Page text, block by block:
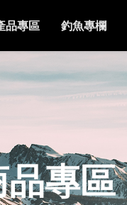
品專區 釣魚專欄
專區